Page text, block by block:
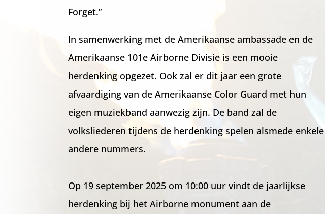
Forget.”
In samenwerking met de Amerikaanse ambassade en de
Amerikaanse 101e Airborne Divisie is een mooie
herdenking opgezet. Ook zal er dit jaar een grote
afvaardiging van de Amerikaanse Color Guard met hun
eigen muziekband aanwezig zijn. De band zal de
volksliederen tijdens de herdenking spelen alsmede enkele
andere nummers.
Op 19 september 2025 om 10:00 uur vindt de jaarlijkse
herdenking bij het Airborne monument aan de